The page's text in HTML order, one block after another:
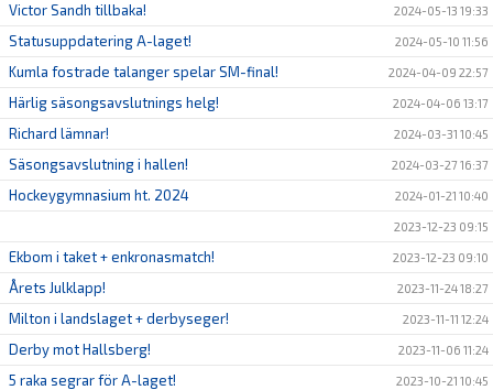
Victor Sandh tillbaka! 2024-05-13 19:33
Statusuppdatering A-laget! 2024-05-10 11:56
Kumla fostrade talanger spelar SM-final! 2024-04-09 22:57
Härlig säsongsavslutnings helg! 2024-04-06 13:17
Richard lämnar! 2024-03-31 10:45
Säsongsavslutning i hallen! 2024-03-27 16:37
Hockeygymnasium ht. 2024 2024-01-21 10:40
2023-12-23 09:15
Ekbom i taket + enkronasmatch! 2023-12-23 09:10
Årets Julklapp! 2023-11-24 18:27
Milton i landslaget + derbyseger! 2023-11-11 12:24
Derby mot Hallsberg! 2023-11-06 11:24
5 raka segrar för A-laget! 2023-10-21 10:45